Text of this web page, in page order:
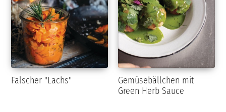
Falscher "Lachs"
Gemüsebällchen mit
Green Herb Sauce